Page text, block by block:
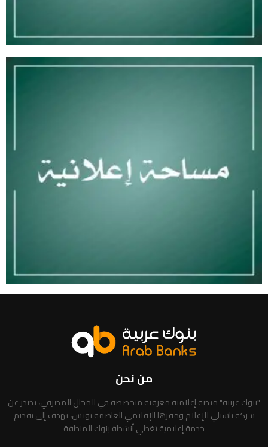
من نحن
"بنوك عربية" منصة إعلامية معرفية متخصصة في المجال المصرفي، تصدر عن
شركة تاسيلي للإعلام ومقرها الإقليمي العاصمة تونس، تهدف إلى تقديم
خدمة إعلامية تغطي أنشطة بنوك المنطقة